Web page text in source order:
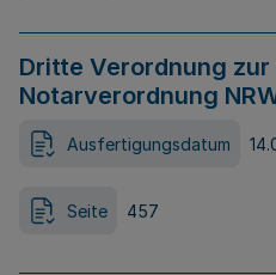
Dritte Verordnung
Notarverordnung
Ausfertigungsdatum
Seite 457